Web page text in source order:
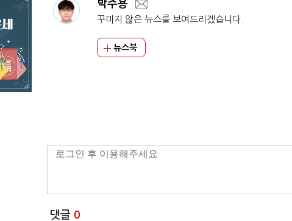
박주용
꾸미지 않은 뉴스를 보여드리겠습니다.
뉴스북
댓글 0